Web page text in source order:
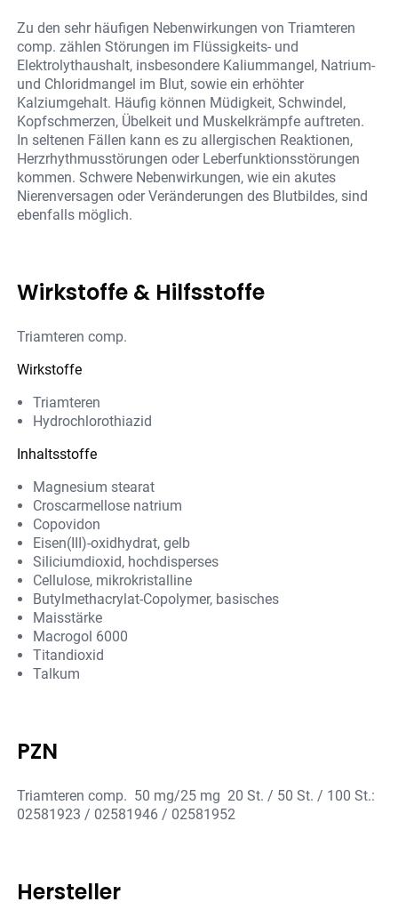
Zu den sehr häufigen Nebenwirkungen von Triamteren
comp. zählen Störungen im Flüssigkeits- und
Elektrolythaushalt, insbesondere Kaliummangel, Natrium-
und Chloridmangel im Blut, sowie ein erhöhter
Kalziumgehalt. Häufig können Müdigkeit, Schwindel,
Kopfschmerzen, Übelkeit und Muskelkrämpfe auftreten.
In seltenen Fällen kann es zu allergischen Reaktionen,
Herzrhythmusstörungen oder Leberfunktionsstörungen
kommen. Schwere Nebenwirkungen, wie ein akutes
Nierenversagen oder Veränderungen des Blutbildes, sind
ebenfalls möglich​.
Wirkstoffe & Hilfsstoffe
Triamteren comp.
Wirkstoffe
Triamteren
Hydrochlorothiazid
Inhaltsstoffe
Magnesium stearat
Croscarmellose natrium
Copovidon
Eisen(III)-oxidhydrat, gelb
Siliciumdioxid, hochdisperses
Cellulose, mikrokristalline
Butylmethacrylat-Copolymer, basisches
Maisstärke
Macrogol 6000
Titandioxid
Talkum
PZN
Triamteren comp. 50 mg/25 mg 20 St. / 50 St. / 100 St.:
02581923 / 02581946 / 02581952
Hersteller